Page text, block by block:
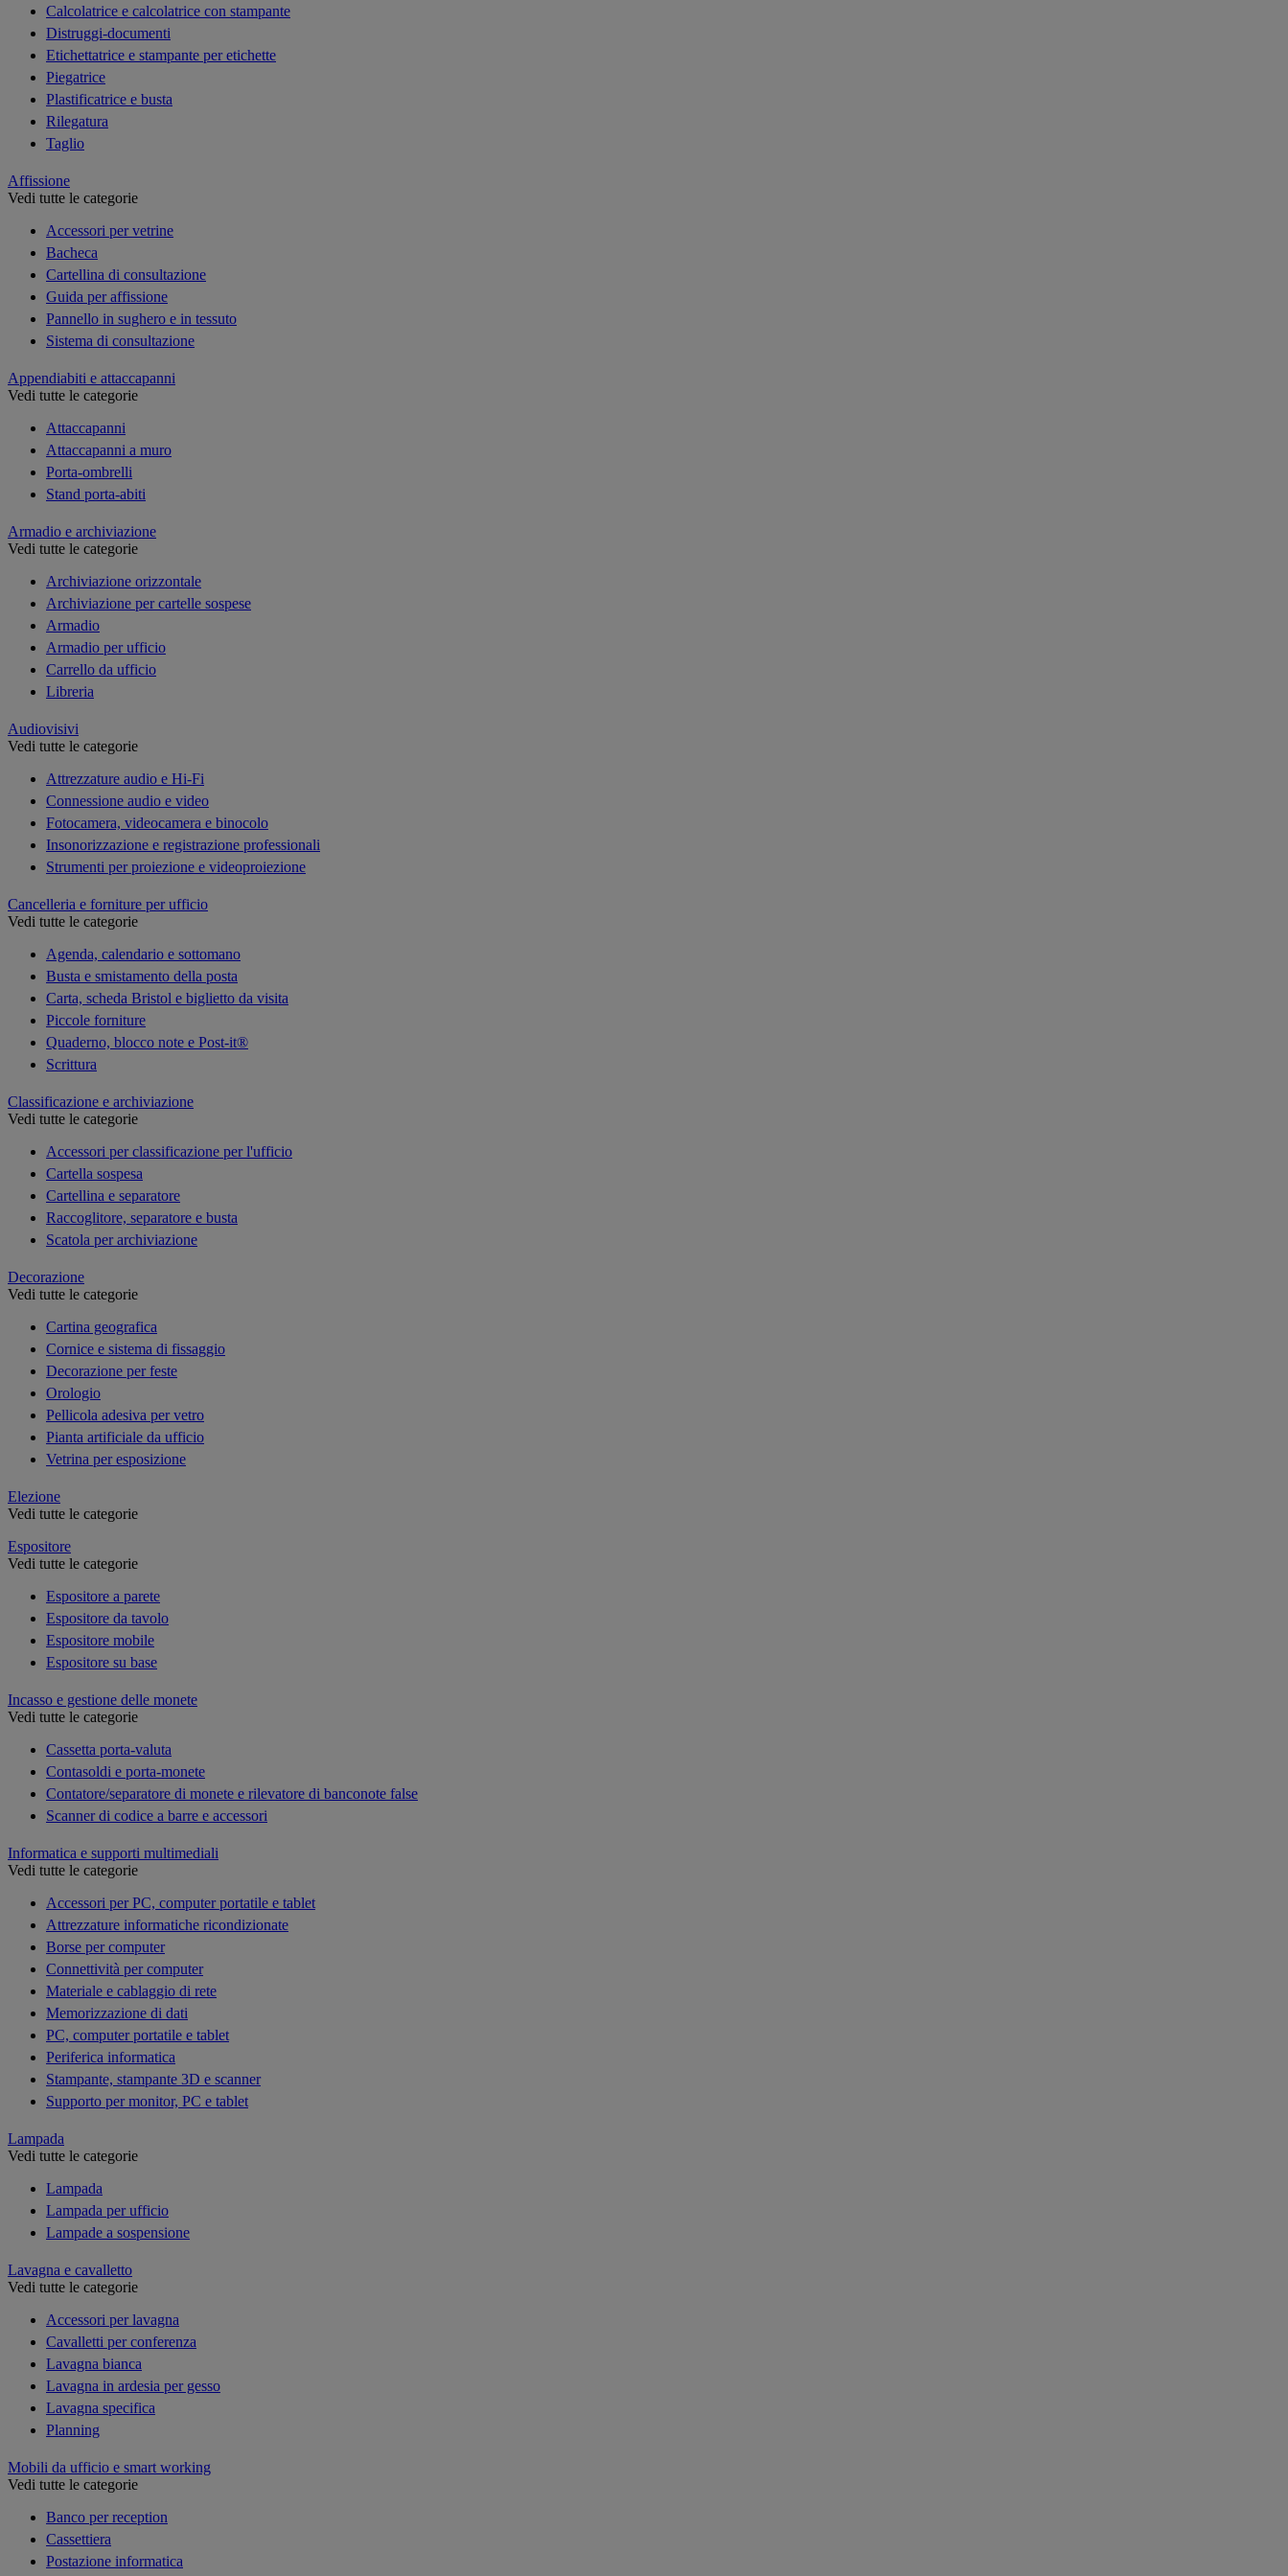
Calcolatrice e calcolatrice con stampante
Distruggi-documenti
Etichettatrice e stampante per etichette
Piegatrice
Plastificatrice e busta
Rilegatura
Taglio
Affissione
Vedi tutte le categorie
Accessori per vetrine
Bacheca
Cartellina di consultazione
Guida per affissione
Pannello in sughero e in tessuto
Sistema di consultazione
Appendiabiti e attaccapanni
Vedi tutte le categorie
Attaccapanni
Attaccapanni a muro
Porta-ombrelli
Stand porta-abiti
Armadio e archiviazione
Vedi tutte le categorie
Archiviazione orizzontale
Archiviazione per cartelle sospese
Armadio
Armadio per ufficio
Carrello da ufficio
Libreria
Audiovisivi
Vedi tutte le categorie
Attrezzature audio e Hi-Fi
Connessione audio e video
Fotocamera, videocamera e binocolo
Insonorizzazione e registrazione professionali
Strumenti per proiezione e videoproiezione
Cancelleria e forniture per ufficio
Vedi tutte le categorie
Agenda, calendario e sottomano
Busta e smistamento della posta
Carta, scheda Bristol e biglietto da visita
Piccole forniture
Quaderno, blocco note e Post-it®
Scrittura
Classificazione e archiviazione
Vedi tutte le categorie
Accessori per classificazione per l'ufficio
Cartella sospesa
Cartellina e separatore
Raccoglitore, separatore e busta
Scatola per archiviazione
Decorazione
Vedi tutte le categorie
Cartina geografica
Cornice e sistema di fissaggio
Decorazione per feste
Orologio
Pellicola adesiva per vetro
Pianta artificiale da ufficio
Vetrina per esposizione
Elezione
Vedi tutte le categorie
Espositore
Vedi tutte le categorie
Espositore a parete
Espositore da tavolo
Espositore mobile
Espositore su base
Incasso e gestione delle monete
Vedi tutte le categorie
Cassetta porta-valuta
Contasoldi e porta-monete
Contatore/separatore di monete e rilevatore di banconote false
Scanner di codice a barre e accessori
Informatica e supporti multimediali
Vedi tutte le categorie
Accessori per PC, computer portatile e tablet
Attrezzature informatiche ricondizionate
Borse per computer
Connettività per computer
Materiale e cablaggio di rete
Memorizzazione di dati
PC, computer portatile e tablet
Periferica informatica
Stampante, stampante 3D e scanner
Supporto per monitor, PC e tablet
Lampada
Vedi tutte le categorie
Lampada
Lampada per ufficio
Lampade a sospensione
Lavagna e cavalletto
Vedi tutte le categorie
Accessori per lavagna
Cavalletti per conferenza
Lavagna bianca
Lavagna in ardesia per gesso
Lavagna specifica
Planning
Mobili da ufficio e smart working
Vedi tutte le categorie
Banco per reception
Cassettiera
Postazione informatica